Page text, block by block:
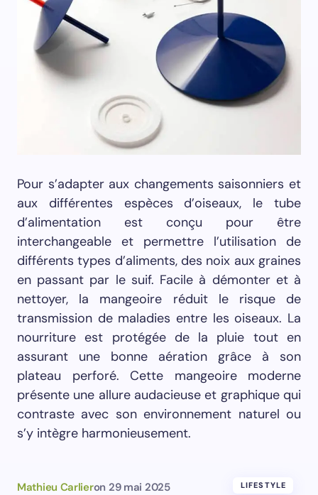
Pour s’adapter aux changements saisonniers et
aux différentes espèces d’oiseaux, le tube
d’alimentation est conçu pour être
interchangeable et permettre l’utilisation de
différents types d’aliments, des noix aux graines
en passant par le suif. Facile à démonter et à
nettoyer, la mangeoire réduit le risque de
transmission de maladies entre les oiseaux. La
nourriture est protégée de la pluie tout en
assurant une bonne aération grâce à son
plateau perforé. Cette mangeoire moderne
présente une allure audacieuse et graphique qui
contraste avec son environnement naturel ou
s’y intègre harmonieusement.
Mathieu Carlieron 29 mai 2025 LIFESTYLE